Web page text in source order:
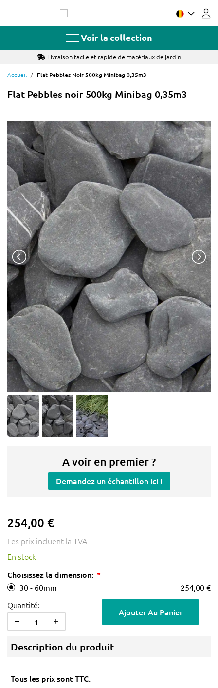
contenu
Voir la collection
Livraison facile et rapide de matériaux de jardin
Accueil Flat Pebbles Noir 500kg Minibag 0,35m3
Flat Pebbles noir 500kg Minibag 0,35m3
A voir en premier ?
Demandez un échantillon ici !
254,00 €
Les prix incluent la TVA
En stock
Choisissez la dimension:
30 - 60mm 254,00 €
Quantité:
Ajouter Au Panier
Description du produit
Tous les prix sont TTC.